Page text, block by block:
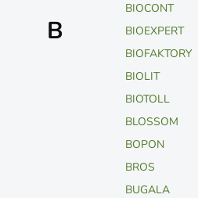
B
BIOCONT
BIOEXPERT
BIOFAKTORY
BIOLIT
BIOTOLL
BLOSSOM
BOPON
BROS
BUGALA